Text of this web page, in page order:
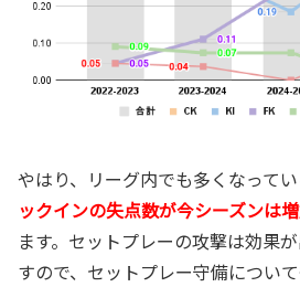
やはり、リーグ内でも多くなって
ックインの失点数が今シーズンは
ます。セットプレーの攻撃は効果
すので、セットプレー守備につい